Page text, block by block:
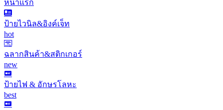
หน้าแรก
ป้ายไวนิล&อิงค์เจ็ท
hot
ฉลากสินค้า&สติกเกอร์
new
ป้ายไฟ & อักษรโลหะ
best